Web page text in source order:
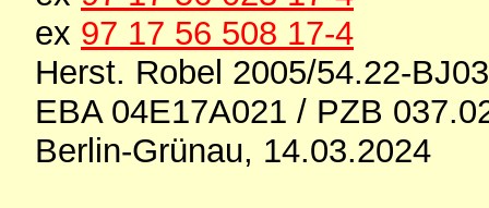
ex 97 17 56 508 17-4
Herst. Robel 2005/54.22-
EBA 04E17A021 / PZB
Berlin-Grünau, 14.03.2024